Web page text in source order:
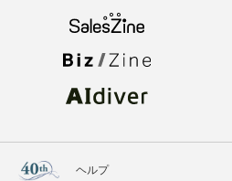
ヘルプ